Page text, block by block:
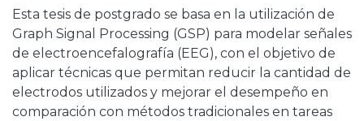
Esta tesis de postgrado se basa en la utilización de
Graph Signal Processing (GSP) para modelar señales
de electroencefalografía (EEG), con el objetivo de
aplicar técnicas que permitan reducir la cantidad de
electrodos utilizados y mejorar el desempeño en
comparación con métodos tradicionales en tareas